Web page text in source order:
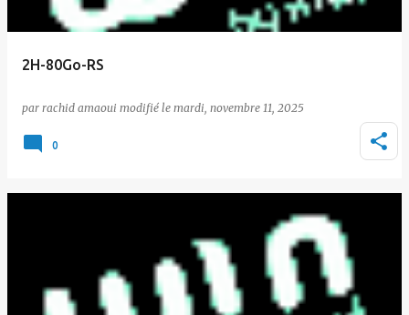
2H-80Go-RS
par rachid amaoui le mardi, novembre 11, 2025
0